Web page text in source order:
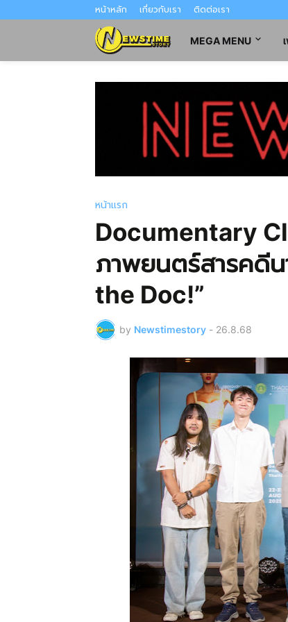
หน้าหลัก เกี่ยวกับเรา ติดต่อเรา
MEGA MENU
หน้าแรก
Documentary
ภาพยนตร์สารคดีน
the Doc!”
by Newstimestory - 26.8.68